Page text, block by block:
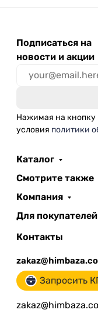
Подписаться на
новости и акции
Нажимая на
условия политики
Каталог
Смотрите также
Компания
Для покупателей
Контакты
Запросить